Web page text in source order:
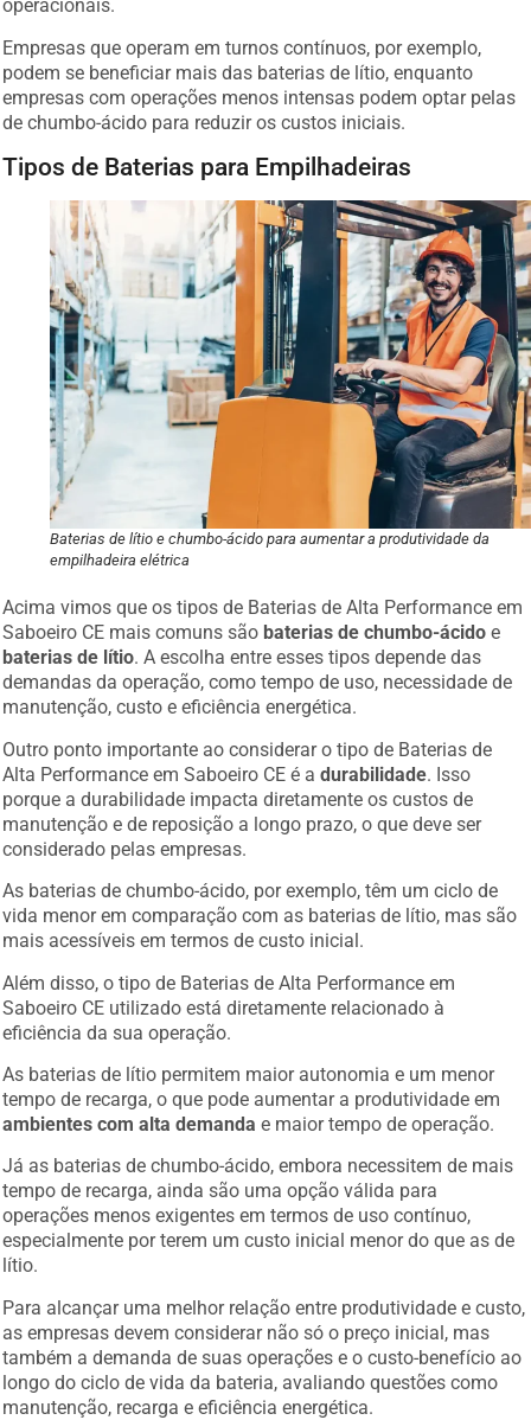
operacionais.
Empresas que operam em turnos contínuos, por exemplo,
podem se beneficiar mais das baterias de lítio, enquanto
empresas com operações menos intensas podem optar pelas
de chumbo-ácido para reduzir os custos iniciais.
Tipos de Baterias para Empilhadeiras
Baterias de lítio e chumbo-ácido para aumentar a produtividade da
empilhadeira elétrica
Acima vimos que os tipos de Baterias de Alta Performance em
Saboeiro CE mais comuns são baterias de chumbo-ácido e
baterias de lítio. A escolha entre esses tipos depende das
demandas da operação, como tempo de uso, necessidade de
manutenção, custo e eficiência energética.
Outro ponto importante ao considerar o tipo de Baterias de
Alta Performance em Saboeiro CE é adurabilidade. Isso
porque a durabilidade impacta diretamente os custos de
manutenção e de reposição a longo prazo, o que deve ser
considerado pelas empresas.
As baterias de chumbo-ácido, por exemplo, têm um ciclo de
vida menor em comparação com as baterias de lítio, mas são
mais acessíveis em termos de custo inicial.
Além disso, o tipo de Baterias de Alta Performance em
Saboeiro CE utilizado está diretamente relacionado à
eficiência da sua operação.
As baterias de lítio permitem maior autonomia e um menor
tempo de recarga, o que pode aumentar a produtividade em
ambientes com alta demanda e maior tempo de operação.
Já as baterias de chumbo-ácido, embora necessitem de mais
tempo de recarga, ainda são uma opção válida para
operações menos exigentes em termos de uso contínuo,
especialmente por terem um custo inicial menor do que as de
lítio.
Para alcançar uma melhor relação entre produtividade e custo,
as empresas devem considerar não só o preço inicial, mas
também a demanda de suas operações e o custo-benefício ao
longo do ciclo de vida da bateria, avaliando questões como
manutenção, recarga e eficiência energética.